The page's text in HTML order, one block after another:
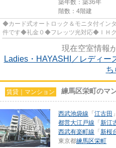
築年数：築36年
階数：4階建
◆カード式オートロック＆モニタ付イン
件です◆礼金０◆フレッツ光対応◆ＩＨ
現在空室情報
Ladies・HAYASHI／レディー
ち
賃貸｜マンション 練馬区栄町のマ
西武池袋線 「 江古田
都営大江戸線 「 新江
西武有楽町線 「 新桜
東京都練馬区栄町